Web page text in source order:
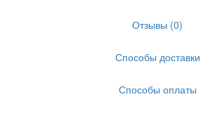
Отзывы (0)
Способы доставки
Способы оплаты